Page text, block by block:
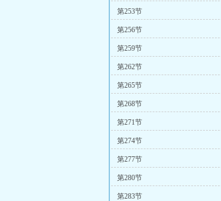
第253节
第256节
第259节
第262节
第265节
第268节
第271节
第274节
第277节
第280节
第283节